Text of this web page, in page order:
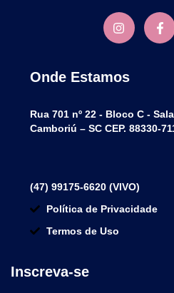
Onde Estamos
Rua 701 nº 22 - Bloco C -
Camboriú – SC CEP. 88330-
(47) 99175-6620 (VIVO)
Política de Privacidade
Termos de Uso
Inscreva-se